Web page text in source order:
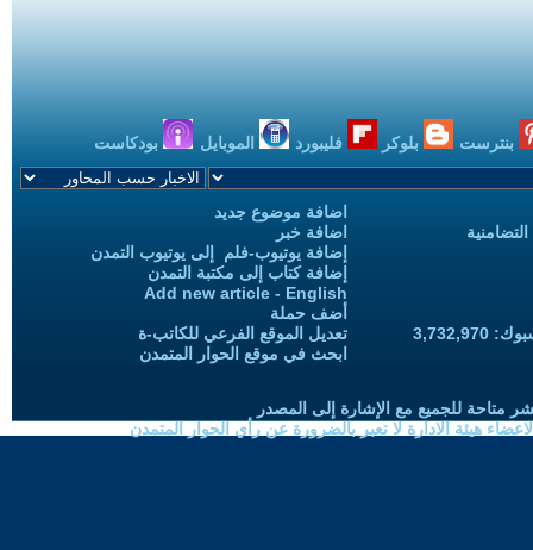
بنترست بلوكر فليبورد الموبايل بودكاست
اضافة موضوع جديد
اضافة خبر
إضافة يوتيوب-فلم إلى يوتيوب التمدن
إضافة كتاب إلى مكتبة التمدن
Add new article - English
أضف حملة
تعديل الموقع الفرعي للكاتب-ة
ابحث في موقع الحوار المتمدن
متاحة للجميع مع الإشارة إلى المصدر
هيئة الادارة لا تعبر بالضرورة عن رأي الحوار المتمدن